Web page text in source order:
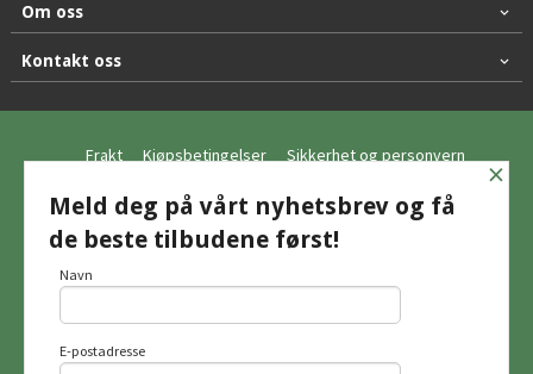
Om oss
Kontakt oss
Frakt Kjøpsbetingelser Sikkerhet og personvern
Nyhetsbrev
© Hagemo Jakt og Friluft AS
Vår nettbutikk bruker cookies slik at du
×
Meld deg på vårt nyhetsbrev og få
de beste tilbudene først!
Navn
E-postadresse